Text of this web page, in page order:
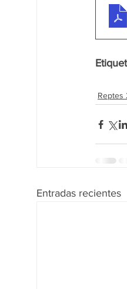
Reptes
Entradas recientes